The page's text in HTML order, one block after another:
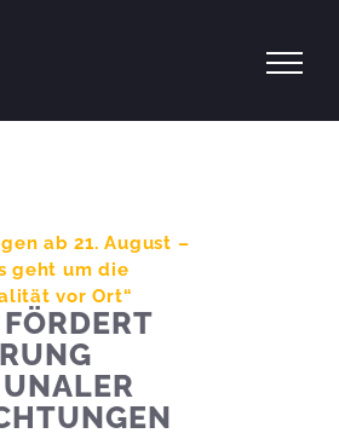
ab 21. August –
geht um die
vor Ort“